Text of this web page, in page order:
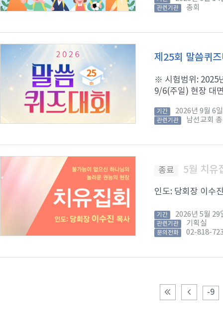
관련기관 총회
제25회 말씀퀴
※ 시험범위: 2025
9/6(주일) 현장 대
기간 2026년 9월 6
관련기관 남선교회
종료 5월 치유
인도: 당회장 이수
기간 2026년 5월 29
관련기관 기획실
문의전화 02-818-
-9